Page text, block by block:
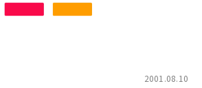
2001.08.10